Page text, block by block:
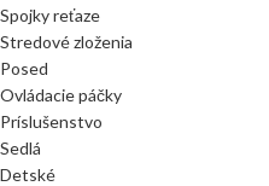
Spojky reťaze
Stredové zloženia
Posed
Ovládacie páčky
Príslušenstvo
Sedlá
Detské